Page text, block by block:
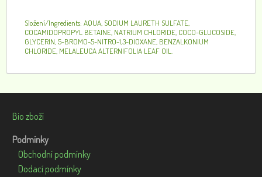
Složení/Ingredients: AQUA, SODIUM LAURETH SULFATE,
COCAMIDOPROPYL BETAINE, NATRIUM CHLORIDE, COCO-GLUCOSIDE,
GLYCERIN, 5-BROMO-5-NITRO-1,3-DIOXANE, BENZALKONIUM
CHLORIDE, MELALEUCA ALTERNIFOLIA LEAF OIL.
Bio zboží
Podmínky
Obchodní podmínky
Dodací podmínky